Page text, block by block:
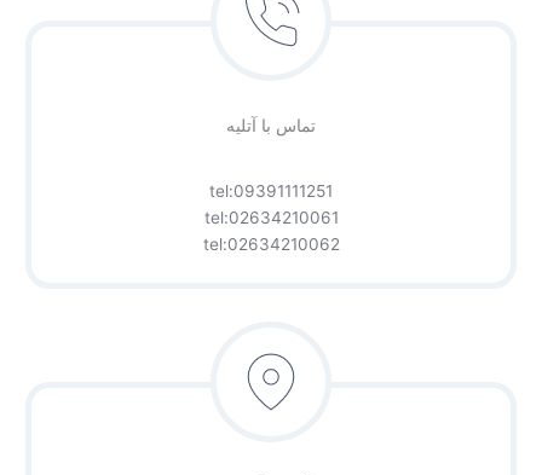
تماس با آتلیه
tel:09391111251
tel:02634210061
tel:02634210062